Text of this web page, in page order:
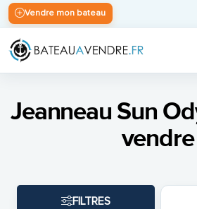
Vendre mon bateau
Jeanneau Sun
vendre
FILTRES